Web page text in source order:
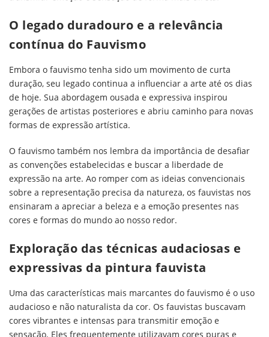
O legado duradouro e a relevância
contínua do Fauvismo
Embora o fauvismo tenha sido um movimento de curta
duração, seu legado continua a influenciar a arte até os dias
de hoje. Sua abordagem ousada e expressiva inspirou
gerações de artistas posteriores e abriu caminho para novas
formas de expressão artística.
O fauvismo também nos lembra da importância de desafiar
as convenções estabelecidas e buscar a liberdade de
expressão na arte. Ao romper com as ideias convencionais
sobre a representação precisa da natureza, os fauvistas nos
ensinaram a apreciar a beleza e a emoção presentes nas
cores e formas do mundo ao nosso redor.
Exploração das técnicas audaciosas e
expressivas da pintura fauvista
Uma das características mais marcantes do fauvismo é o uso
audacioso e não naturalista da cor. Os fauvistas buscavam
cores vibrantes e intensas para transmitir emoção e
sensação. Eles frequentemente utilizavam cores puras e